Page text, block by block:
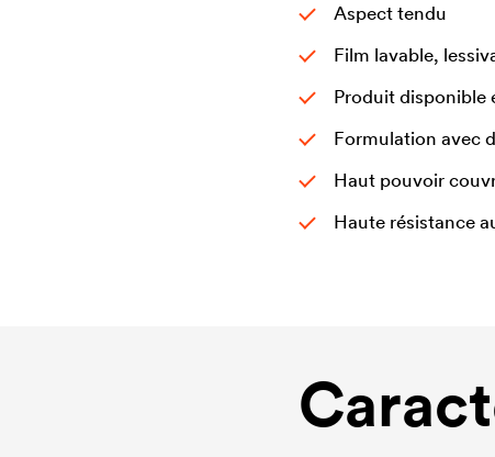
Aspect tendu
Film lavable,
Produit disponible
Formulation avec
Haut pouvoir
Haute résistance